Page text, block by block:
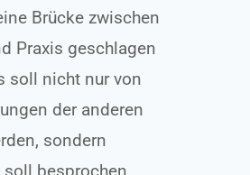
Brücke zwischen
Praxis geschlagen
soll nicht nur von
der anderen
sondern